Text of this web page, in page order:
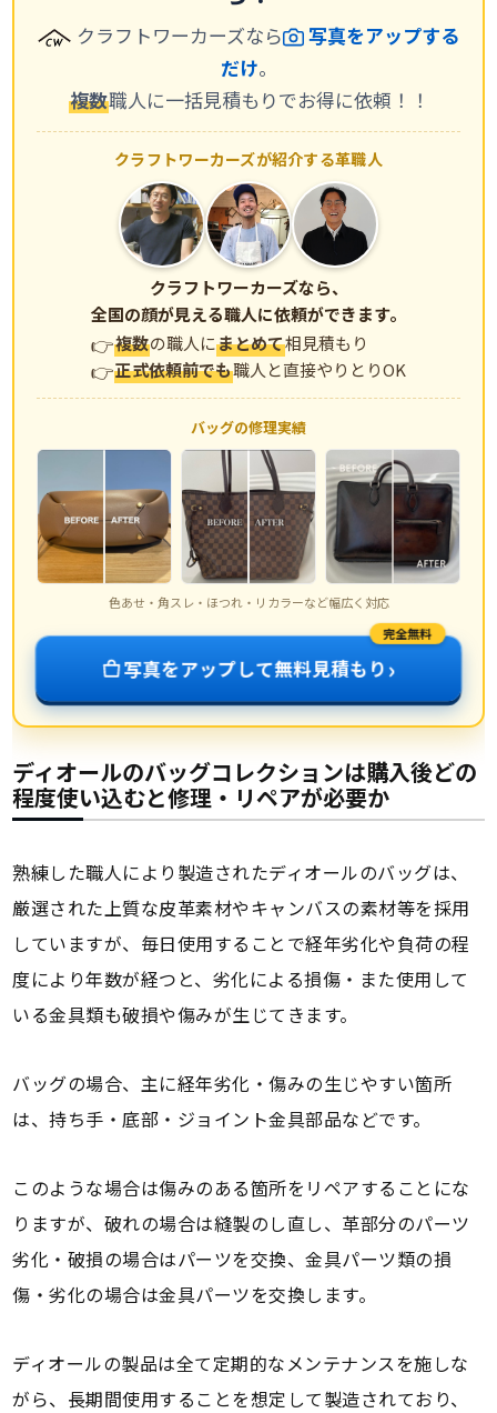
クラフトワーカーズなら
写真をアップする
だけ。
複数職人に一括見積もりでお得に依頼！！
クラフトワーカーズが紹介する革職人
クラフトワーカーズなら、
全国の顔が見える職人に依頼ができます。
複数の職人にまとめて相見積もり
正式依頼前でも職人と直接やりとりOK
バッグの修理実績
色あせ・角スレ・ほつれ・リカラーなど幅広く対応
完全無料
写真をアップして無料見積もり›
ディオールのバッグコレクションは購入後どの
程度使い込むと修理・リペアが必要か
熟練した職人により製造されたディオールのバッグは、
厳選された上質な皮革素材やキャンバスの素材等を採用
していますが、毎日使用することで経年劣化や負荷の程
度により年数が経つと、劣化による損傷・また使用して
いる金具類も破損や傷みが生じてきます。
バッグの場合、主に経年劣化・傷みの生じやすい箇所
は、持ち手・底部・ジョイント金具部品などです。
このような場合は傷みのある箇所をリペアすることにな
りますが、破れの場合は縫製のし直し、革部分のパーツ
劣化・破損の場合はパーツを交換、金具パーツ類の損
傷・劣化の場合は金具パーツを交換します。
ディオールの製品は全て定期的なメンテナンスを施しな
がら、長期間使用することを想定して製造されており、